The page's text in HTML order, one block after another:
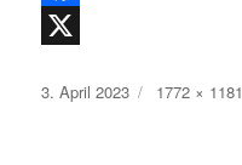
c
b
F
c
Veröffentlicht
3. April 2023 Originalgröße
1772 × 1181